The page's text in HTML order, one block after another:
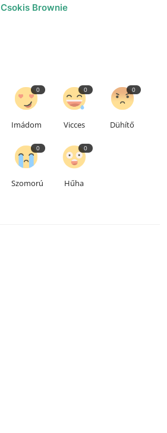
Csokis Brownie
0
Imádom
0
Vicces
0
Dühítő
0
Szomorú
0
Hűha